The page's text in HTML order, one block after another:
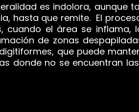
es indolora, aunque
hasta que remite. El
el área se inflama,
de zonas
que puede
donde no se encuentran